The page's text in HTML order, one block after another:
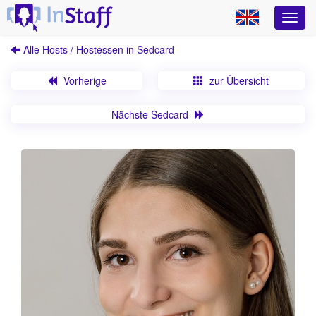
Alle Hosts / Hostessen in Sedcard
Vorherige zur Übersicht
Nächste Sedcard